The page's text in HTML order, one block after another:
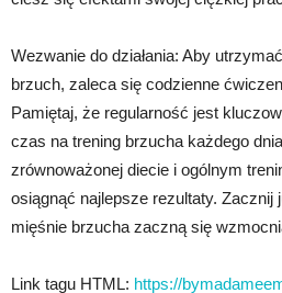
Wezwanie do działania: Aby
brzuch, zaleca się codzienne
Pamiętaj, że regularność jest
czas na trening brzucha każdego
zrównoważonej diecie i ogólnym
osiągnąć najlepsze rezultaty. Zacznij
mięśnie brzucha zaczną się
Link tagu HTML: https://